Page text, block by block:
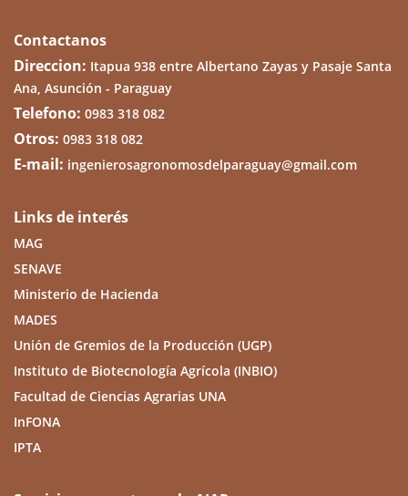
Contactanos
Direccion: Itapua 938 entre Albertano Zayas y Pasaje Santa
Ana, Asunción - Paraguay
Telefono: 0983 318 082
Otros: 0983 318 082
E-mail: ingenierosagronomosdelparaguay@gmail.com
Links de interés
MAG
SENAVE
Ministerio de Hacienda
MADES
Unión de Gremios de la Producción (UGP)
Instituto de Biotecnología Agrícola (INBIO)
Facultad de Ciencias Agrarias UNA
InFONA
IPTA